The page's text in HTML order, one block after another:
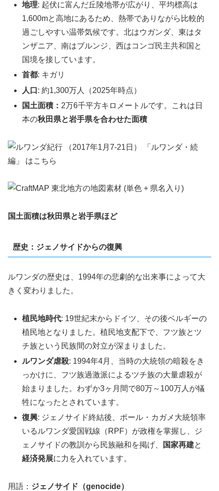
地理: 起伏に富んだ丘陵地帯が広がり、平均標高は
1,600mと高地にあるため、熱帯でありながら比較的
過ごしやすい温帯気候です。北はウガンダ、東はタ
ンザニア、南はブルンジ、西はコンゴ民主共和国と
国境を接しています。
首都: キガリ
人口 : 約1,300万人（2025年時点）
国土面積： 2万6千平方キロメートルです。これは日
本の秋田県と岩手県を合わせた面積
国土面積は秋田県と岩手県ほど
歴史：ジェノサイドからの復興
ルワンダの歴史は、1994年の悲劇的な出来事によって大
きく変わりました。
植民地時代: 19世紀末からドイツ、その後ベルギーの
植民地となりました。植民地支配下で、フツ族とツ
チ族という民族間の対立が深まりました。
ルワンダ虐殺: 1994年4月、当時の大統領の暗殺をき
っかけに、フツ族過激派によるツチ族の大量虐殺が
始まりました。わずか3ヶ月間で80万～100万人が犠
牲になったとされています。
復興: ジェノサイド終結後、ポール・カガメ大統領率
いるルワンダ愛国戦線（RPF）が政権を掌握し、ジ
ェノサイドの教訓から民族融和を掲げ、
国家再建と
経済発展に力を入れています。
用語： ジェノサイド（genocide）